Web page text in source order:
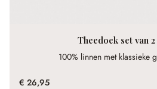
Theedoek set van
100% linnen met klassieke
€ 26,95